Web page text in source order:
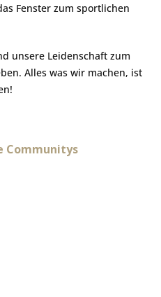
Fenster zum sportlichen
unsere Leidenschaft zum
Alles was wir machen, ist
Communitys